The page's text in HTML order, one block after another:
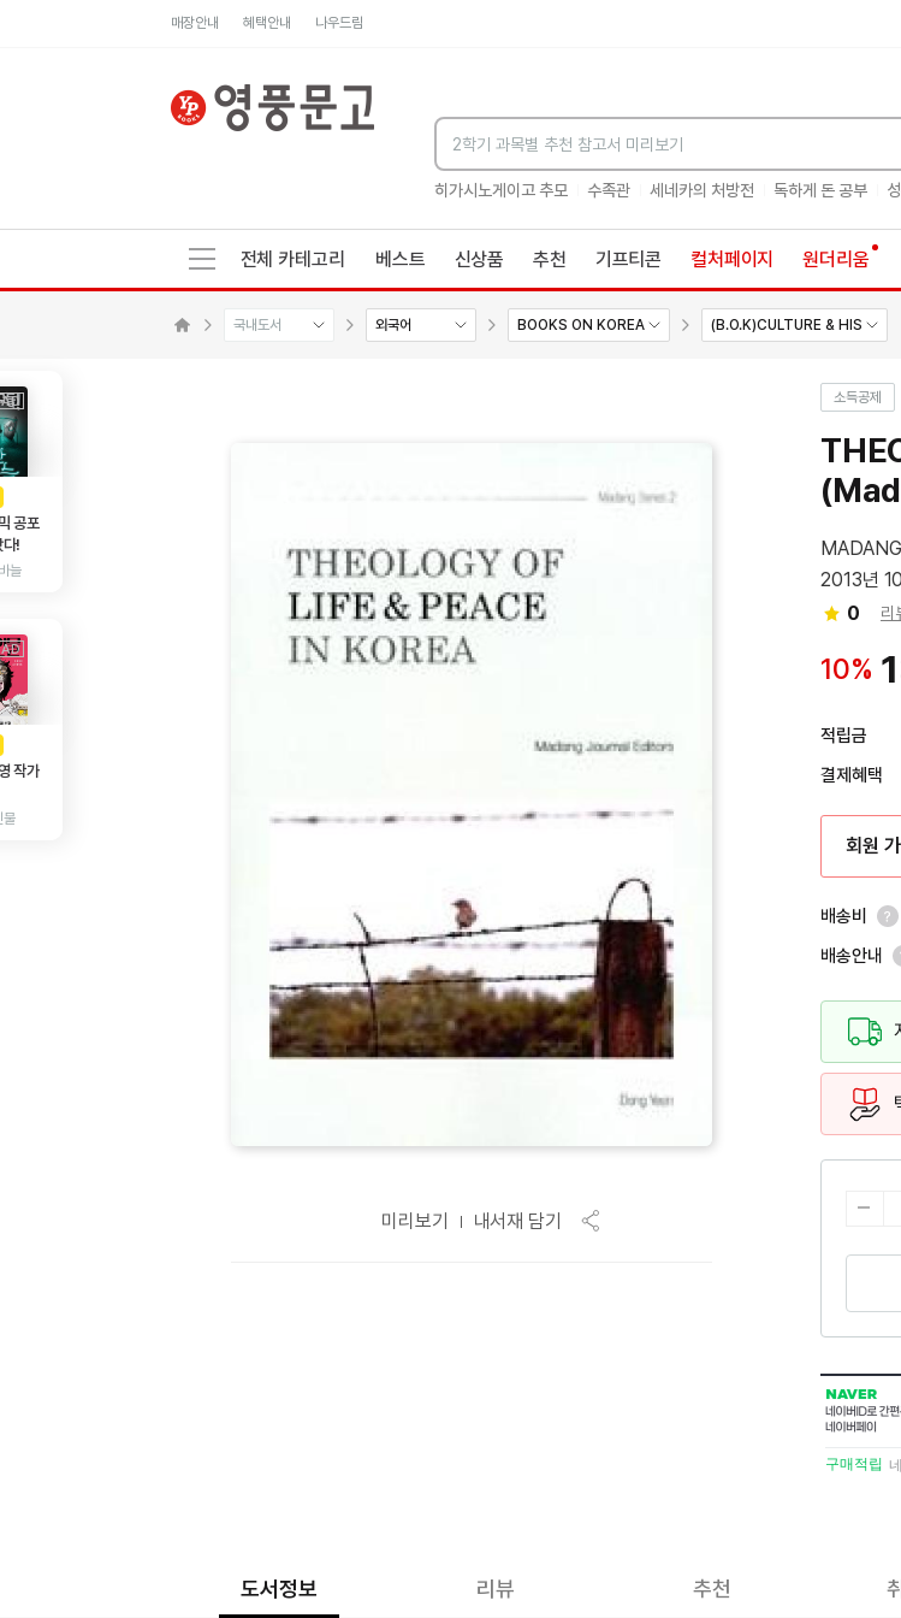
매장안내 혜택안내 나우드림
히가시노게이고 추모 수족관 세네카의 처방전 독하게 돈 공부
전체 카테고리 베스트 신상품 추천 기프티콘 컬처페이지 원더리움
국내도서 외국어 BOOKS ON KOREA (B.O.K)CULTURE & HIS
AD
공포
다!
늘
AD
작가
물
미리보기 내서재 담기
소득공제
2013년
0
리
10%
적립금
결제혜택
회원
배송비
배송안내
NAVER
네이버
ID로
간편구매
네이버페이
구매적립
도서정보 리뷰 추천